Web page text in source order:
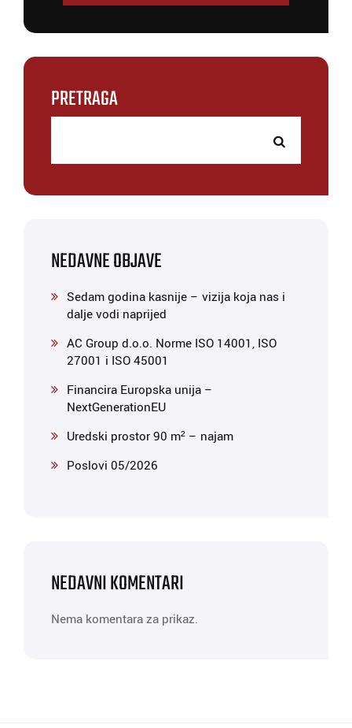
PRETRAGA
NEDAVNE OBJAVE
Sedam godina kasnije – vizija koja nas i
dalje vodi naprijed
AC Group d.o.o. Norme ISO 14001, ISO
27001 i ISO 45001
Financira Europska unija –
NextGenerationEU
Uredski prostor 90 m² – najam
Poslovi 05/2026
NEDAVNI KOMENTARI
Nema komentara za prikaz.